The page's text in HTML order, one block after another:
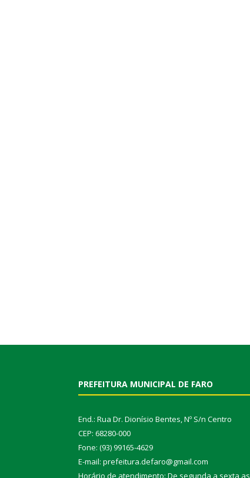
PREFEITURA MUNICIPAL DE FARO
End.: Rua Dr. Dionísio Bentes, Nº S/n Centro
CEP: 68280-000
Fone: (93) 99165-4629
E-mail: prefeitura.defaro@gmail.com
Horário de atendimento: De segunda a sexta as